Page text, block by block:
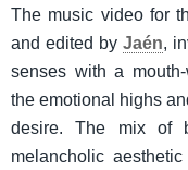
The music video for
and edited byJaén,
senses with a
the emotional highs
desire. The mix of
melancholic